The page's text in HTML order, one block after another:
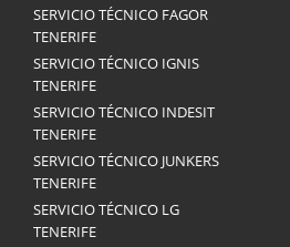
SERVICIO TÉCNICO FAGOR
TENERIFE
SERVICIO TÉCNICO IGNIS
TENERIFE
SERVICIO TÉCNICO INDESIT
TENERIFE
SERVICIO TÉCNICO JUNKERS
TENERIFE
SERVICIO TÉCNICO LG
TENERIFE